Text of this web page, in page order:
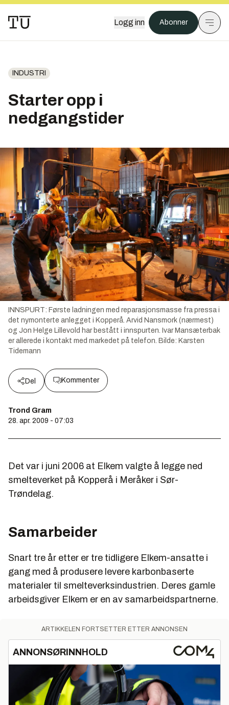
Logg inn Abonner
INDUSTRI
Starter opp i
nedgangstider
INNSPURT: Første ladningen med reparasjonsmasse fra pressa i
det nymonterte anlegget i Kopperå. Arvid Nansmork (nærmest)
og Jon Helge Lillevold har bestått i innspurten. Ivar Mansæterbak
er allerede i kontakt med markedet på telefon. Bilde: Karsten
Tidemann
Del Kommenter
Trond Gram
28. apr. 2009 - 07:03
Det var i juni 2006 at Elkem valgte å legge ned
smelteverket på Kopperå i Meråker i Sør-
Trøndelag.
Samarbeider
Snart tre år etter er tre tidligere Elkem-ansatte i
gang med å produsere levere karbonbaserte
materialer til smelteverksindustrien. Deres gamle
arbeidsgiver Elkem er en av samarbeidspartnerne.
ARTIKKELEN FORTSETTER ETTER ANNONSEN
ANNONSØRINNHOLD